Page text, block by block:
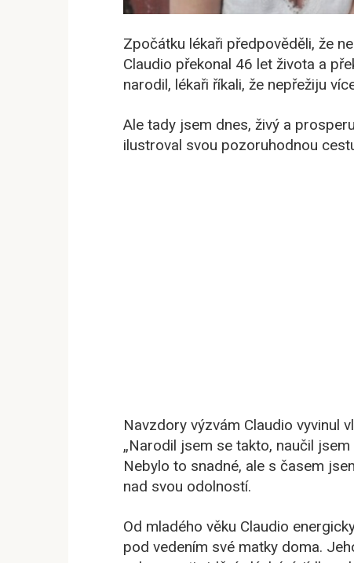
Zpočátku lékaři předpověděli, že
Claudio překonal 46 let života a
narodil, lékaři říkali, že nepřežiju
Ale tady jsem dnes, živý a
ilustroval svou pozoruhodnou
Navzdory výzvám Claudio vyvinul
„Narodil jsem se takto, naučil
Nebylo to snadné, ale s časem
nad svou odolností.
Od mladého věku Claudio
pod vedením své matky doma.